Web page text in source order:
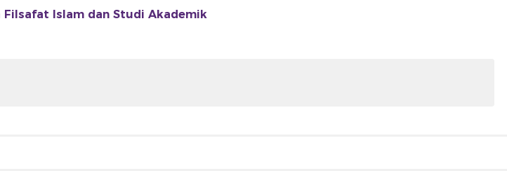
Filsafat Islam dan Studi Akademik